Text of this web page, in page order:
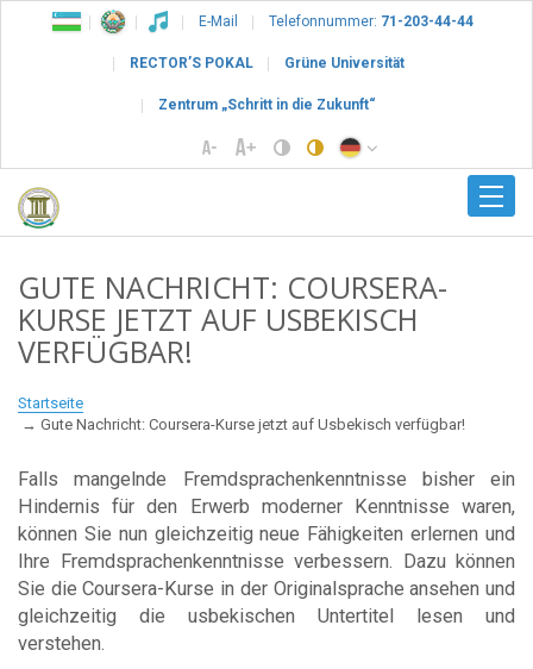
E-Mail Telefonnummer: 71-203-44-44
RECTOR’S POKAL Grüne Universität
Zentrum „Schritt in die Zukunft“
GUTE NACHRICHT: COURSERA-
KURSE JETZT AUF USBEKISCH
VERFÜGBAR!
Startseite
Gute Nachricht: Coursera-Kurse jetzt auf Usbekisch verfügbar!
Falls mangelnde Fremdsprachenkenntnisse bisher ein
Hindernis für den Erwerb moderner Kenntnisse waren,
können Sie nun gleichzeitig neue Fähigkeiten erlernen und
Ihre Fremdsprachenkenntnisse verbessern. Dazu können
Sie die Coursera-Kurse in der Originalsprache ansehen und
gleichzeitig die usbekischen Untertitel lesen und
verstehen.